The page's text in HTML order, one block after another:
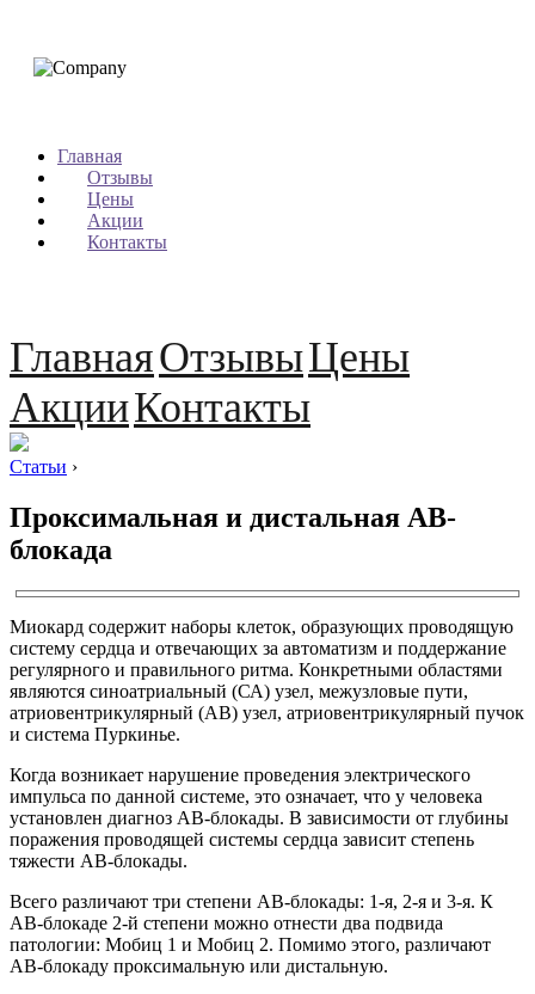
Главная
Отзывы
Цены
Акции
Контакты
ГлавнаяОтзывыЦены
АкцииКонтакты
Статьи ›
Проксимальная и дистальная АВ-
блокада
Миокард содержит наборы клеток, образующих проводящую
систему сердца и отвечающих за автоматизм и поддержание
регулярного и правильного ритма. Конкретными областями
являются синоатриальный (СА) узел, межузловые пути,
атриовентрикулярный (АВ) узел, атриовентрикулярный пучок
и система Пуркинье.
Когда возникает нарушение проведения электрического
импульса по данной системе, это означает, что у человека
установлен диагноз АВ-блокады. В зависимости от глубины
поражения проводящей системы сердца зависит степень
тяжести АВ-блокады.
Всего различают три степени АВ-блокады: 1-я, 2-я и 3-я. К
АВ-блокаде 2-й степени можно отнести два подвида
патологии: Мобиц 1 и Мобиц 2. Помимо этого, различают
АВ-блокаду проксимальную или дистальную.